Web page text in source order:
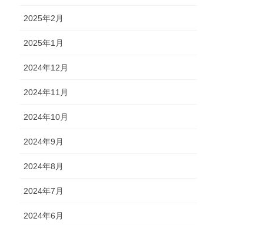
2025年2月
2025年1月
2024年12月
2024年11月
2024年10月
2024年9月
2024年8月
2024年7月
2024年6月